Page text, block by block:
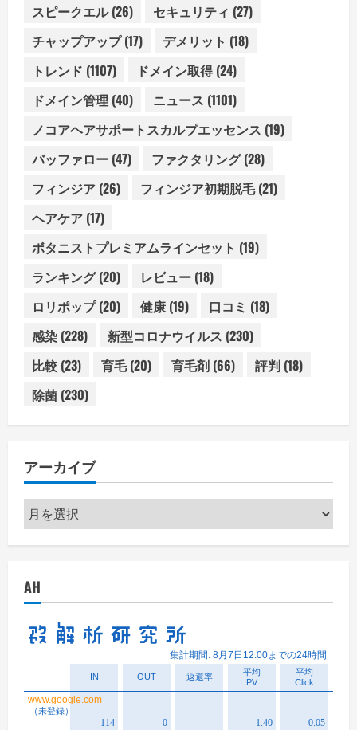
スピークエル(26) セキュリティ (27)
チャップアップ(17) デメリット (18)
トレンド (1107) ドメイン取得(24)
ドメイン管理 (40) ニュース (1101)
ノコアヘアサポートスカルプエッセンス (19)
バッファロー (47) ファクタリング(28)
フィンジア (26) フィンジア初期脱毛(21)
ヘアケア (17)
ボタニストプレミアムラインセット (19)
ランキング(20) レビュー (18)
ロリポップ(20) 健康 (19) 口コミ (18)
感染 (228) 新型コロナウイルス (230)
比較 (23) 育毛(20) 育毛剤 (66) 評判 (18)
除菌 (230)
アーカイブ
ア
ー
ブ
AH